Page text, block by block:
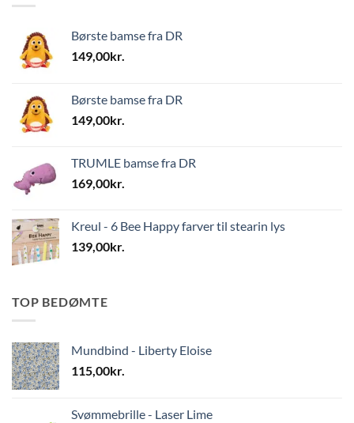
Børste bamse fra DR
149,00kr.
Børste bamse fra DR
149,00kr.
TRUMLE bamse fra DR
169,00kr.
Kreul - 6 Bee Happy farver til stearin lys
139,00kr.
TOP BEDØMTE
Mundbind - Liberty Eloise
115,00kr.
Svømmebrille - Laser Lime